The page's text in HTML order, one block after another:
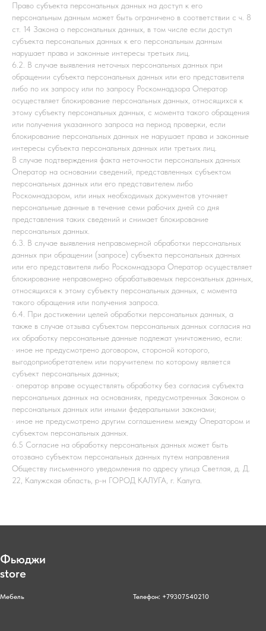
Право субъекта персональных данных на доступ к его
персональным данным может быть ограничено в соответствии с ч. 8
ст. 14 Закона о персональных данных, в том числе если доступ
субъекта персональных данных к его персональным данным
нарушает права и законные интересы третьих лиц.
6.2. В случае выявления неточных персональных данных при
обращении субъекта персональных данных или его представителя
либо по их запросу или по запросу Роскомнадзора Оператор
осуществляет блокирование персональных данных, относящихся к
этому субъекту персональных данных, с момента такого обращения
или получения указанного запроса на период проверки, если
блокирование персональных данных не нарушает права и законные
интересы субъекта персональных данных или третьих лиц.
В случае подтверждения факта неточности персональных данных
Оператор на основании сведений, представленных субъектом
персональных данных или его представителем либо
Роскомнадзором, или иных необходимых документов уточняет
персональные данные в течение семи рабочих дней со дня
представления таких сведений и снимает блокирование
персональных данных.
6.3. В случае выявления неправомерной обработки персональных
данных при обращении (запросе) субъекта персональных данных
или его представителя либо Роскомнадзора Оператор осуществляет
блокирование неправомерно обрабатываемых персональных данных,
относящихся к этому субъекту персональных данных, с момента
такого обращения или получения запроса.
6.4. При достижении целей обработки персональных данных, а
также в случае отзыва субъектом персональных данных согласия на
их обработку персональные данные подлежат уничтожению, если:
· иное не предусмотрено договором, стороной которого,
выгодоприобретателем или поручителем по которому является
субъект персональных данных;
· оператор вправе осуществлять обработку без согласия субъекта
персональных данных на основаниях, предусмотренных Законом о
персональных данных или иными федеральными законами;
· иное не предусмотрено другим соглашением между Оператором и
субъектом персональных данных.
6.5 Согласие на обработку персональных данных может быть
отозвано субъектом персональных данных путем направления
Обществу письменного уведомления по адресу улица Светлая, д. Д.
22, Калужская область, р-н ГОРОД КАЛУГА, г. Калуга.
Фьюджи
store
Мебель Телефон: +79307540210